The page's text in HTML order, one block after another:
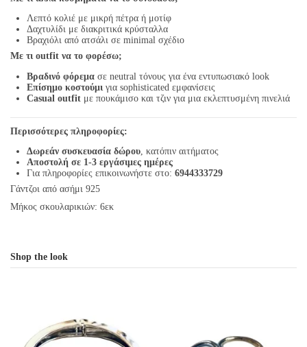
Λεπτό κολιέ με μικρή πέτρα ή μοτίφ
Δαχτυλίδι με διακριτικά κρύσταλλα
Βραχιόλι από ατσάλι σε minimal σχέδιο
Με τι outfit να το φορέσω;
Βραδινό φόρεμα σε neutral τόνους για ένα εντυπωσιακό look
Επίσημο κοστούμι για sophisticated εμφανίσεις
Casual outfit με πουκάμισο και τζιν για μια εκλεπτυσμένη πινελιά
Περισσότερες πληροφορίες:
Δωρεάν συσκευασία δώρου, κατόπιν αιτήματος
Αποστολή σε 1-3 εργάσιμες ημέρες
Για πληροφορίες επικοινωνήστε στο: 6944333729
Γάντζοι από ασήμι 925
Μήκος σκουλαρικιών: 6εκ
Shop the look